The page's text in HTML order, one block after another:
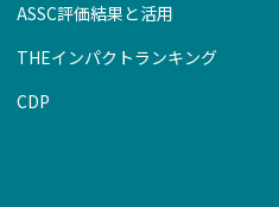
ASSC評価結果と活用
THEインパクトランキング
CDP